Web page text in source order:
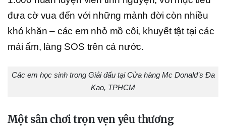
đưa cờ vua đến với những mảnh đời còn nhiều
khó khăn – các em nhỏ mồ côi, khuyết tật tại các
mái ấm, làng SOS trên cả nước.
Các em học sinh trong Giải đấu tại Cửa hàng Mc Donald’s Đa
Kao, TPHCM
Một sân chơi trọn vẹn yêu thương